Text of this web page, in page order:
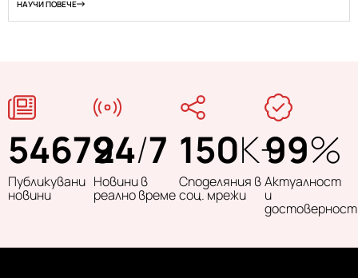
НАУЧИ ПОВЕЧЕ
54679
Публикувани
новини
24/7
Новини в
реално време
150K+
Споделяния в
соц. мрежи
99%
Актуалност
и
достоверност